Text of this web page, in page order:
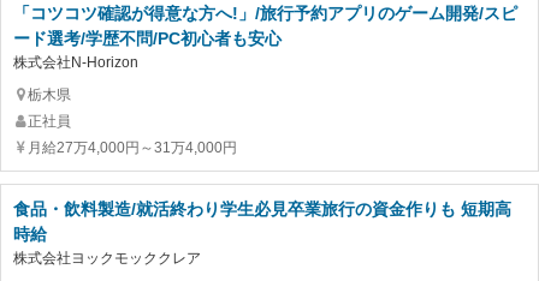
「コツコツ確認が得意な方へ!」/旅行予約アプリのゲーム開発/スピ
ード選考/学歴不問/PC初心者も安心
株式会社N-Horizon
栃木県
正社員
月給27万4,000円～31万4,000円
食品・飲料製造/就活終わり学生必見卒業旅行の資金作りも 短期高
時給
株式会社ヨックモッククレア